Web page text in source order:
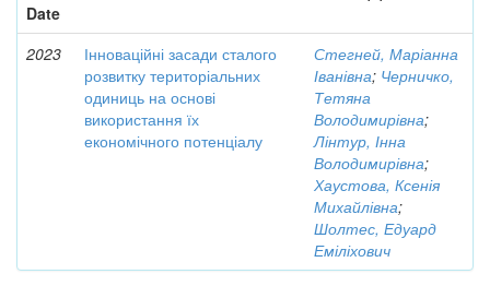
Date
2023
Інноваційні засади сталого
розвитку територіальних
одиниць на основі
використання їх
економічного потенціалу
Стегней, Маріанна
Іванівна; Черничко,
Тетяна
Володимирівна;
Лінтур, Інна
Володимирівна;
Хаустова, Ксенія
Михайлівна;
Шолтес, Едуард
Еміліхович